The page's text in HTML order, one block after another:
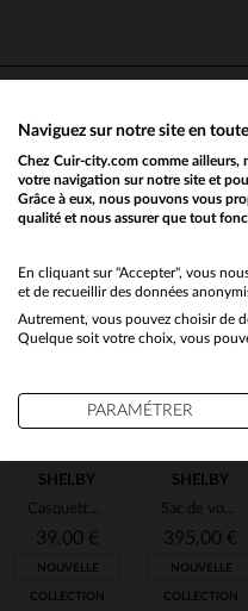
Basé sur1 avis soumis à un
Voir tous les avis sur ce
5étoiles
3
2étoiles
1étoile
Complétez
Retrouvez les
SHELBY
Casquette Carroll Shelby cobra écru
39,00 €
NOUVELLE
COLLECTION
SHELBY
Sac de voyage en cuir écru avec logo Shelby
395,00 €
NOUVELLE
COLLECTION
Would you like to be
Naviguez sur notre site en
Chez Cuir-city.com comme
votre navigation sur notre site et
Grâce à eux, nous pouvons vous
qualité et nous assurer que tout
En cliquant sur "Accepter", vous
et de recueillir des données
Autrement, vous pouvez choisir de
Quelque soit votre choix, vous
PARAMÉTRER